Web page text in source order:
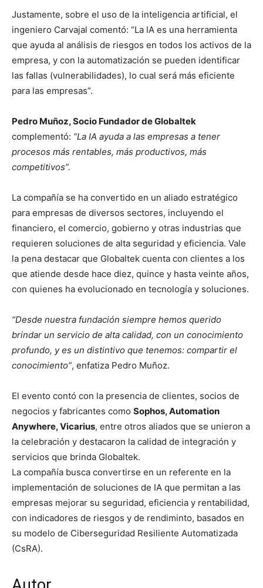
Justamente, sobre el uso de la inteligencia artificial, el
ingeniero Carvajal comentó: “La IA es una herramienta
que ayuda al análisis de riesgos en todos los activos de la
empresa, y con la automatización se pueden identificar
las fallas (vulnerabilidades), lo cual será más eficiente
para las empresas”.
Pedro Muñoz, Socio Fundador de Globaltek
complementó: “La IA ayuda a las empresas a tener
procesos más rentables, más productivos, más
competitivos”.
La compañía se ha convertido en un aliado estratégico
para empresas de diversos sectores, incluyendo el
financiero, el comercio, gobierno y otras industrias que
requieren soluciones de alta seguridad y eficiencia. Vale
la pena destacar que Globaltek cuenta con clientes a los
que atiende desde hace diez, quince y hasta veinte años,
con quienes ha evolucionado en tecnología y soluciones.
“Desde nuestra fundación siempre hemos querido
brindar un servicio de alta calidad, con un conocimiento
profundo, y es un distintivo que tenemos: compartir el
conocimiento”, enfatiza Pedro Muñoz.
El evento contó con la presencia de clientes, socios de
negocios y fabricantes como Sophos, Automation
Anywhere, Vicarius, entre otros aliados que se unieron a
la celebración y destacaron la calidad de integración y
servicios que brinda Globaltek.
La compañía busca convertirse en un referente en la
implementación de soluciones de IA que permitan a las
empresas mejorar su seguridad, eficiencia y rentabilidad,
con indicadores de riesgos y de rendiminto, basados en
su modelo de Ciberseguridad Resiliente Automatizada
(CsRA).